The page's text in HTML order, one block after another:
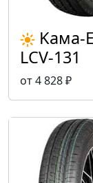
Kама-
LCV-131
от 4 828 ₽